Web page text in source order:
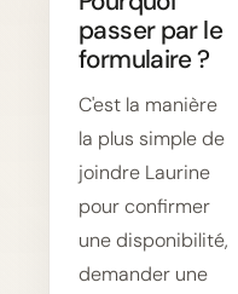
simples à offrir.passer par le
formulaire ?
C'est la manière
la plus simple de
joindre Laurine
pour confirmer
une disponibilité,
demander une